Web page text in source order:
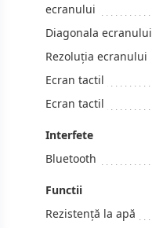
ecranului
Diagonala ecranului
Rezoluţia ecranului
Ecran tactil
Ecran tactil
Interfete
Bluetooth
Functii
Rezistență la apă